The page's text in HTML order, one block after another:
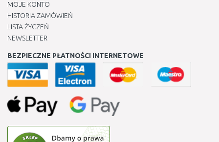
MOJE KONTO
HISTORIA ZAMÓWIEŃ
LISTA ŻYCZEŃ
NEWSLETTER
BEZPIECZNE PŁATNOŚCI INTERNETOWE